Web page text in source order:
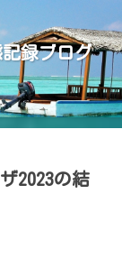
録ブログ
2023の結